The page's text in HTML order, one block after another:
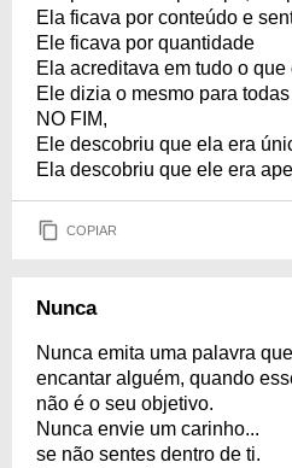
Ela ficava por conteúdo e
Ele ficava por quantidade
Ela acreditava em tudo o que
Ele dizia o mesmo para
NO FIM,
Ele descobriu que ela era
Ela descobriu que ele era
COPIAR
Nunca
Nunca emita uma palavra
encantar alguém, quando
não é o seu objetivo.
Nunca envie um carinho...
se não sentes dentro de ti.